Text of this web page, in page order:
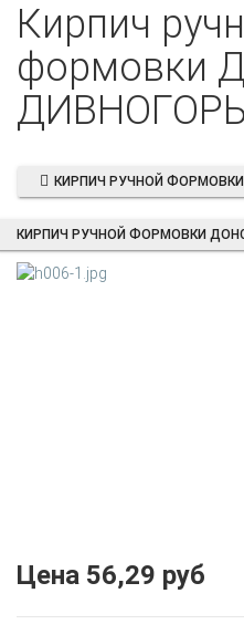
Кирпич
формовки
КИРПИЧ РУЧНОЙ
КИРПИЧ РУЧНОЙ ФОРМОВКИ
Цена 56,29 руб